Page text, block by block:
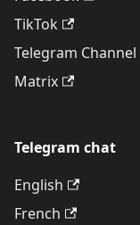
TikTok
Telegram Channel
Matrix
Telegram chat
English
French